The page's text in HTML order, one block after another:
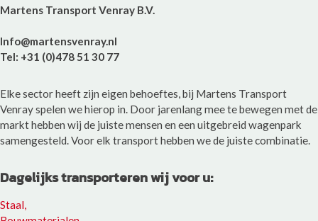
Martens Transport Venray B.V.
Info@martensvenray.nl
Tel: +31 (0)478 51 30 77
Elke sector heeft zijn eigen behoeftes, bij Martens Transport
Venray spelen we hierop in. Door jarenlang mee te bewegen met de
markt hebben wij de juiste mensen en een uitgebreid wagenpark
samengesteld. Voor elk transport hebben we de juiste combinatie.
Dagelijks transporteren wij voor u:
Staal,